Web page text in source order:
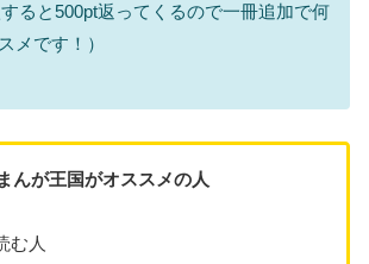
すると500pt返ってくるので一冊追加で何
メです！）
まんが王国がオススメの人
む人